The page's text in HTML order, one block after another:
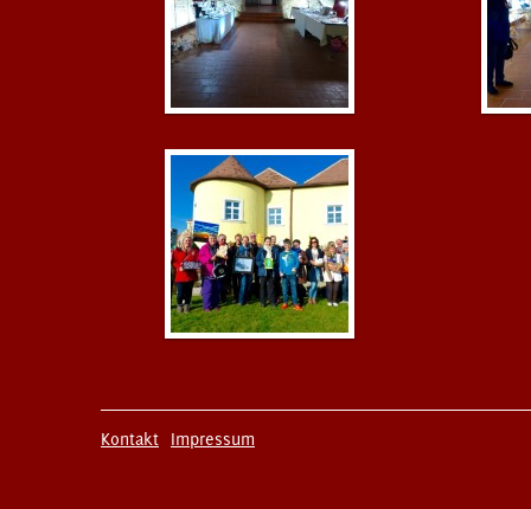
Kontakt Impressum